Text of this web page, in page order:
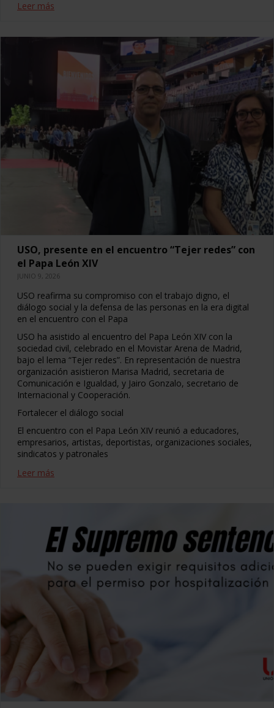
Leer más
USO, presente en el encuentro “Tejer redes” con
el Papa León XIV
JUNIO 9, 2026
USO reafirma su compromiso con el trabajo digno, el
diálogo social y la defensa de las personas en la era digital
en el encuentro con el Papa
USO ha asistido al encuentro del Papa León XIV con la
sociedad civil, celebrado en el Movistar Arena de Madrid,
bajo el lema “Tejer redes”. En representación de nuestra
organización asistieron Marisa Madrid, secretaria de
Comunicación e Igualdad, y Jairo Gonzalo, secretario de
Internacional y Cooperación.
Fortalecer el diálogo social
El encuentro con el Papa León XIV reunió a educadores,
empresarios, artistas, deportistas, organizaciones sociales,
sindicatos y patronales
Leer más